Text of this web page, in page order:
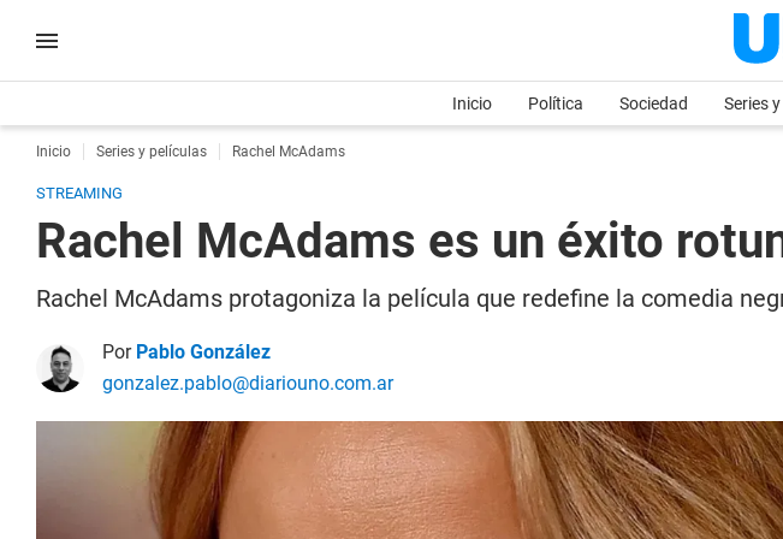
Inicio Política Sociedad Series
Inicio Series y películas Rachel McAdams
STREAMING
Rachel McAdams es un éxito
Rachel McAdams protagoniza la película que redefine la comedia
Por Pablo González
gonzalez.pablo@diariouno.com.ar